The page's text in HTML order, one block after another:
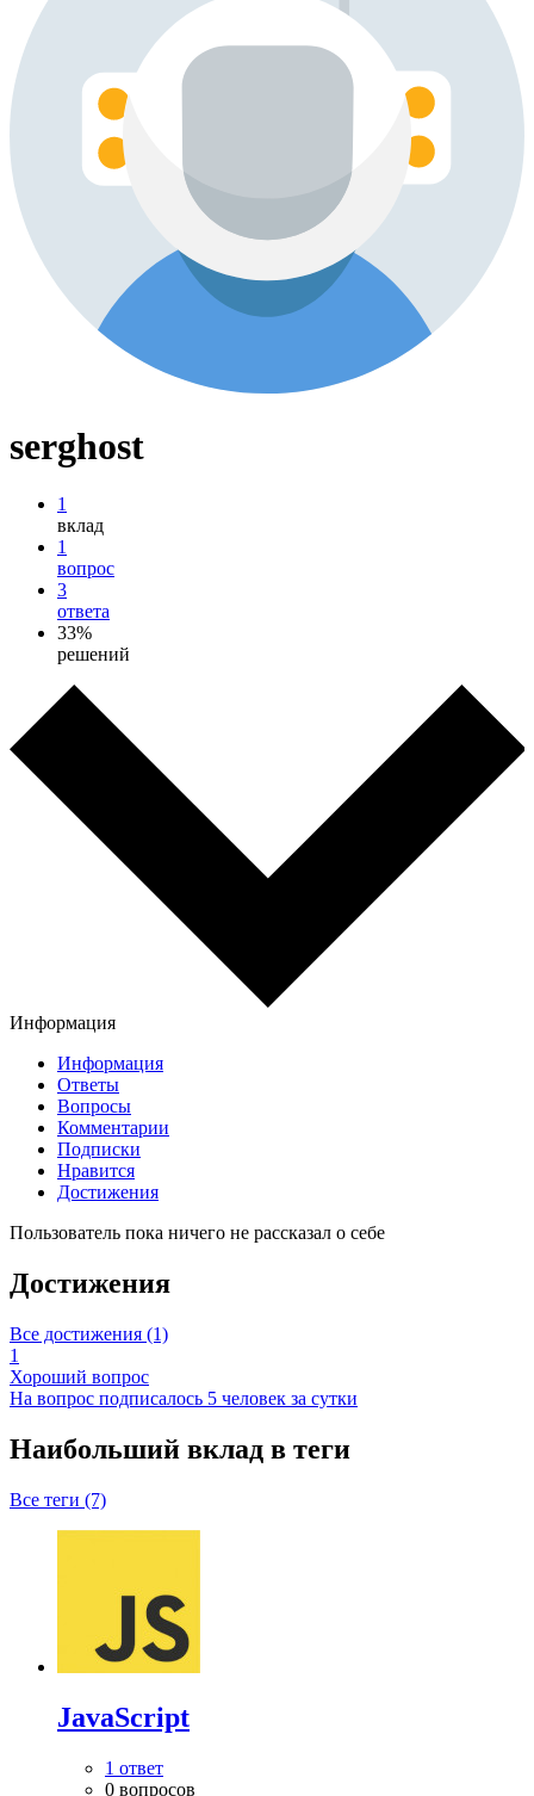
serghost
1
вклад
1
вопрос
3
ответа
33%
решений
Информация
Информация
Ответы
Вопросы
Комментарии
Подписки
Нравится
Достижения
Пользователь пока ничего не рассказал о себе
Достижения
Все достижения (1)
1
Хороший вопрос
На вопрос подписалось 5 человек за сутки
Наибольший вклад в теги
Все теги (7)
JavaScript
1 ответ
0 вопросов